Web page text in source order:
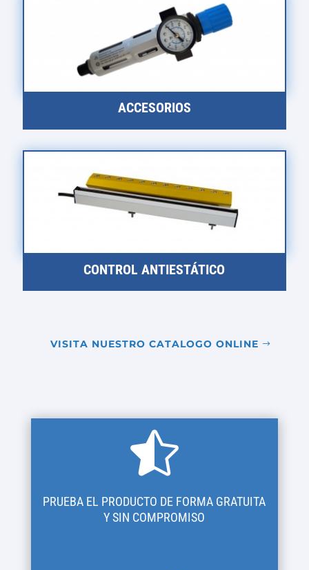
ACCESORIOS
CONTROL ANTIESTÁTICO
VISITA NUESTRO CATALOGO ONLINE

PRUEBA EL PRODUCTO DE FORMA GRATUITA
Y SIN COMPROMISO